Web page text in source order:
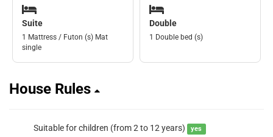
Suite
1 Mattress / Futon (s) Mat
single
Double
1 Double bed (s)
House Rules
Suitable for children (from 2 to 12 years) yes